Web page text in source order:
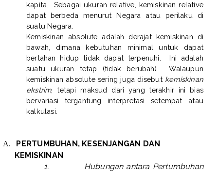
kapita.
Sebagai ukuran relative, kemiskinan relative
dapat berbeda menurut Negara atau perilaku di
suatu Negara.
Kemiskinan absolute adalah derajat kemiskinan di
bawah, dimana kebutuhan minimal untuk dapat
bertahan hidup tidak dapat terpenuhi.
Ini adalah
suatu ukuran tetap (tidak berubah).
Walaupun
kemiskinan absolute sering juga disebut kemiskinan
ekstrim, tetapi maksud dari yang terakhir ini bias
bervariasi tergantung interpretasi setempat atau
kalkulasi.
A.
PERTUMBUHAN, KESENJANGAN DAN
KEMISKINAN
1.
Hubungan antara Pertumbuhan